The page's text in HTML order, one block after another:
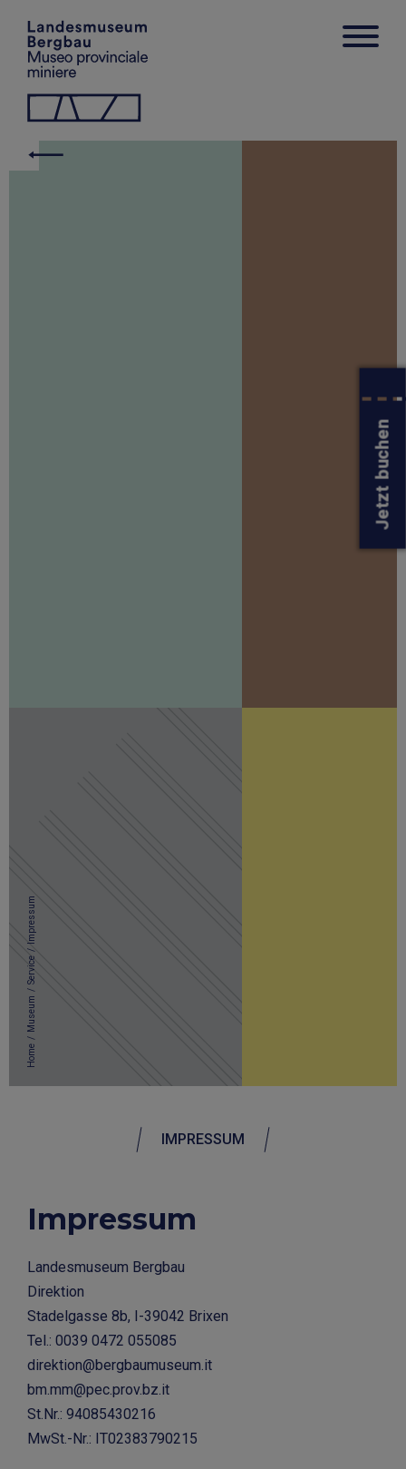
Home
/
Museum
/
Service
/
Impressum
IMPRESSUM
Impressum
Landesmuseum Bergbau
Direktion
Stadelgasse 8b, I-39042 Brixen
Tel.: 0039 0472 055085
direktion@bergbaumuseum.it
bm.mm@pec.prov.bz.it
St.Nr.: 94085430216
MwSt.-Nr.: IT02383790215
Jetzt buchen